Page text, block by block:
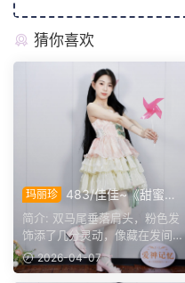
猜你喜欢
玛丽珍
483/佳佳~《甜蜜暴
击》洛丽塔少女的春日限定浪
漫。
简介: 双马尾垂落肩头，粉色发
饰添了几分灵动，像藏在发间的
小蝴蝶，随时要振翅...
2026-04-07